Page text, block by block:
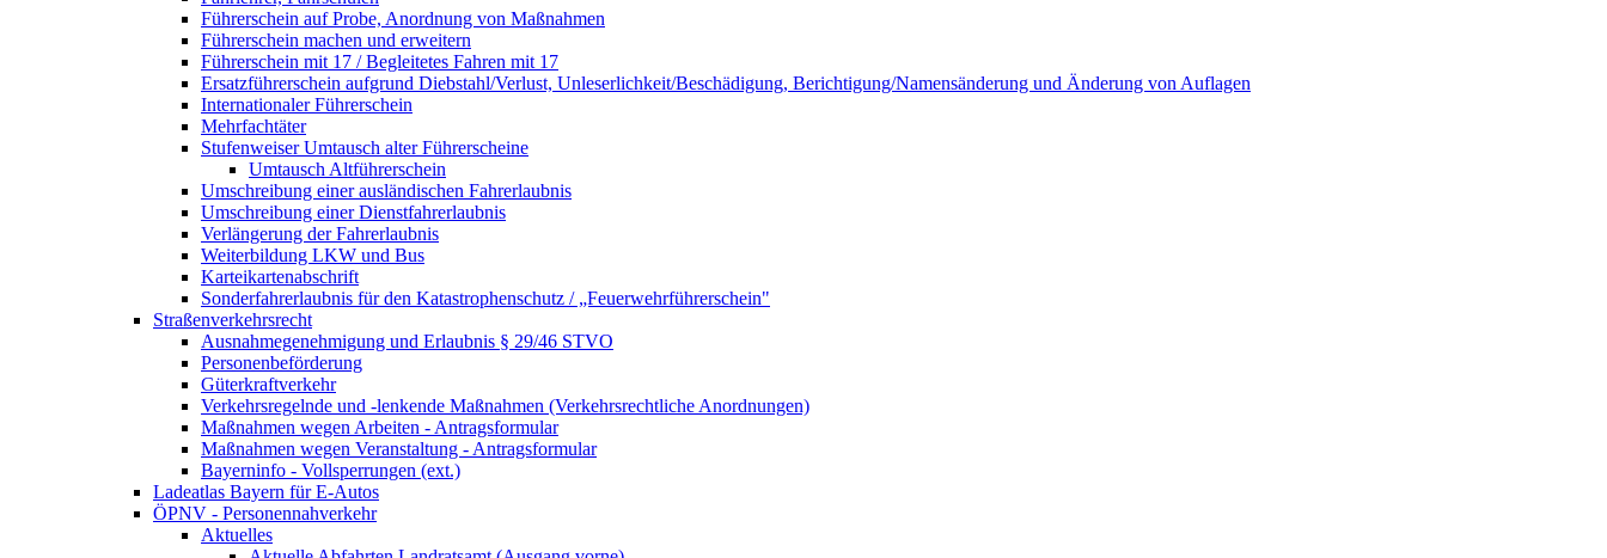
Führerschein auf Probe, Anordnung von Maßnahmen
Führerschein machen und erweitern
Führerschein mit 17 / Begleitetes Fahren mit 17
Ersatzführerschein aufgrund Diebstahl/Verlust, Unleserlichkeit/Beschädigung, Berichtigung/Namensänderung und Änderung von Auflagen
Internationaler Führerschein
Mehrfachtäter
Stufenweiser Umtausch alter Führerscheine
Umtausch Altführerschein
Umschreibung einer ausländischen Fahrerlaubnis
Umschreibung einer Dienstfahrerlaubnis
Verlängerung der Fahrerlaubnis
Weiterbildung LKW und Bus
Karteikartenabschrift
Sonderfahrerlaubnis für den Katastrophenschutz / „Feuerwehrführerschein"
Straßenverkehrsrecht
Ausnahmegenehmigung und Erlaubnis § 29/46 STVO
Personenbeförderung
Güterkraftverkehr
Verkehrsregelnde und -lenkende Maßnahmen (Verkehrsrechtliche Anordnungen)
Maßnahmen wegen Arbeiten - Antragsformular
Maßnahmen wegen Veranstaltung - Antragsformular
Bayerninfo - Vollsperrungen (ext.)
Ladeatlas Bayern für E-Autos
ÖPNV - Personennahverkehr
Aktuelles